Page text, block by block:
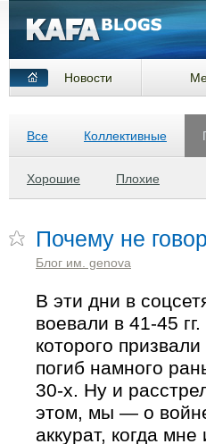
Новости
Все Коллективные
Хорошие Плохие
Почему не
Блог им. genova
В эти дни в
воевали в 41-45
которого
погиб намного
30-х. Ну и
этом, мы — о
аккурат, когда